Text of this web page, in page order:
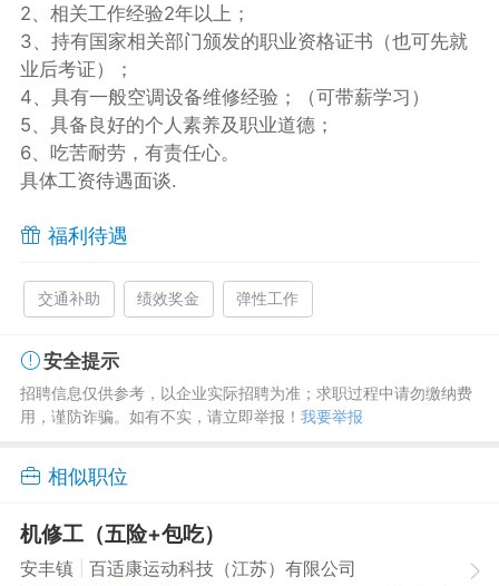
2、相关工作经验2年以上；
3、持有国家相关部门颁发的职业资格证书（也可先就
业后考证）；
4、具有一般空调设备维修经验；（可带薪学习）
5、具备良好的个人素养及职业道德；
6、吃苦耐劳，有责任心。
具体工资待遇面谈.
福利待遇
交通补助 绩效奖金 弹性工作
安全提示
招聘信息仅供参考，以企业实际招聘为准；求职过程中请勿缴纳费
用，谨防诈骗。如有不实，请立即举报！ 我要举报
相似职位
机修工（五险+包吃）
安丰镇 百适康运动科技（江苏）有限公司